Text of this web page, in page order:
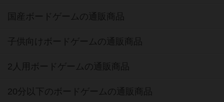
国産ボードゲームの通販商品
子供向けボードゲームの通販商品
2人用ボードゲームの通販商品
20分以下のボードゲームの通販商品